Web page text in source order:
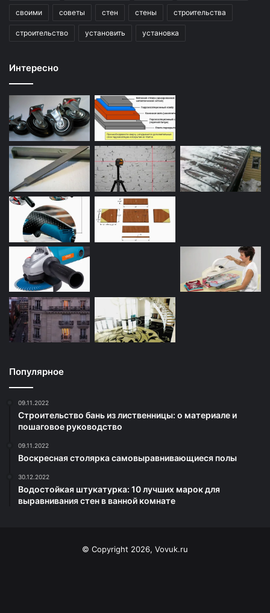
своими советы стен стены строительства
строительство установить установка
Интересно
Популярное
09.11.2022
Строительство бань из лиственницы: о материале и
пошаговое руководство
09.11.2022
Воскресная столярка самовыравнивающиеся полы
30.12.2022
Водостойкая штукатурка: 10 лучших марок для
выравнивания стен в ванной комнате
© Copyright 2026, Vovuk.ru